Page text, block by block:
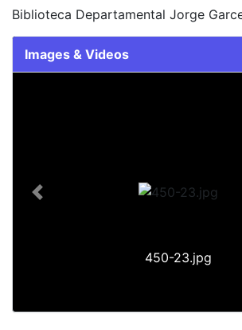
Biblioteca Departamental Jorge
Images & Videos
450-23.jpg
Previous